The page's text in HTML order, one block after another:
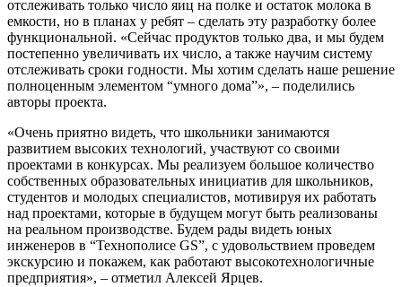
отслеживать только число яиц на полке и остаток молока в
емкости, но в планах у ребят – сделать эту разработку более
функциональной. «Сейчас продуктов только два, и мы будем
постепенно увеличивать их число, а также научим систему
отслеживать сроки годности. Мы хотим сделать наше решение
полноценным элементом “умного дома”», – поделились
авторы проекта.
«Очень приятно видеть, что школьники занимаются
развитием высоких технологий, участвуют со своими
проектами в конкурсах. Мы реализуем большое количество
собственных образовательных инициатив для школьников,
студентов и молодых специалистов, мотивируя их работать
над проектами, которые в будущем могут быть реализованы
на реальном производстве. Будем рады видеть юных
инженеров в “Технополисе GS”, с удовольствием проведем
экскурсию и покажем, как работают высокотехнологичные
предприятия», – отметил Алексей Ярцев.